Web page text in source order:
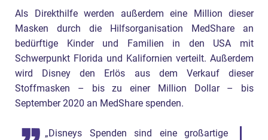
Als Direkthilfe werden außerdem eine Million dieser
Masken durch die Hilfsorganisation MedShare an
bedürftige Kinder und Familien in den USA mit
Schwerpunkt Florida und Kalifornien verteilt. Außerdem
wird Disney den Erlös aus dem Verkauf dieser
Stoffmasken – bis zu einer Million Dollar – bis
September 2020 an MedShare spenden.
„Disneys Spenden sind eine großartige